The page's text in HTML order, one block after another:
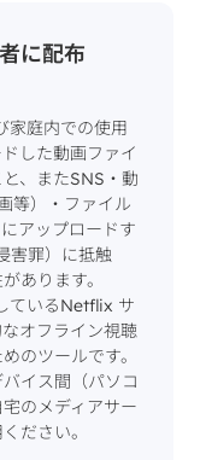
に配布
家庭内での使用
した動画ファイ
、またSNS・動
等）・ファイル
アップロードす
害罪）に抵触
あります。
ているNetflix サ
オフライン視聴
のツールです。
イス間（パソコ
のメディアサー
ださい。